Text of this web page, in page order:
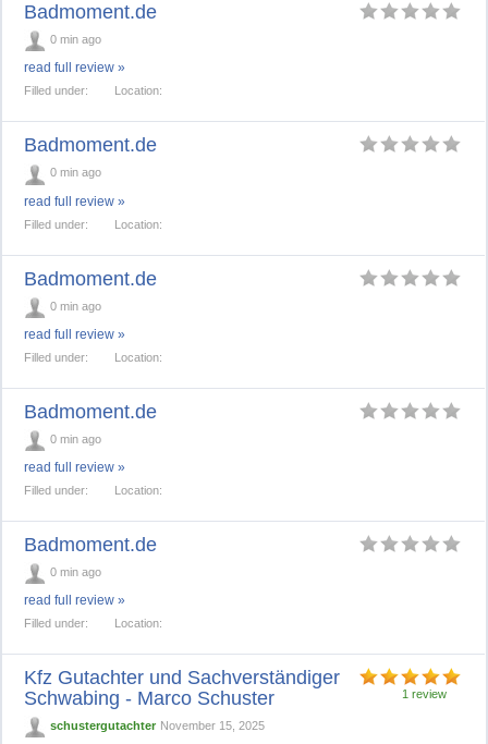
Badmoment.de
0 min ago
read full review »
Filled under: Location:
Badmoment.de
0 min ago
read full review »
Filled under: Location:
Badmoment.de
0 min ago
read full review »
Filled under: Location:
Badmoment.de
0 min ago
read full review »
Filled under: Location:
Badmoment.de
0 min ago
read full review »
Filled under: Location:
1 review
Kfz Gutachter und Sachverständiger
Schwabing - Marco Schuster
schustergutachter November 15, 2025